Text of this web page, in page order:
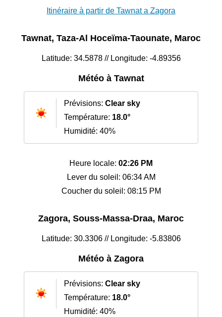
Itinéraire à partir de Tawnat a Zagora
Tawnat, Taza-Al Hoceïma-Taounate, Maroc
Latitude: 34.5878 // Longitude: -4.89356
Météo à Tawnat
Prévisions: Clear sky
Température: 18.0°
Humidité: 40%
Heure locale: 02:26 PM
Lever du soleil: 06:34 AM
Coucher du soleil: 08:15 PM
Zagora, Souss-Massa-Draa, Maroc
Latitude: 30.3306 // Longitude: -5.83806
Météo à Zagora
Prévisions: Clear sky
Température: 18.0°
Humidité: 40%